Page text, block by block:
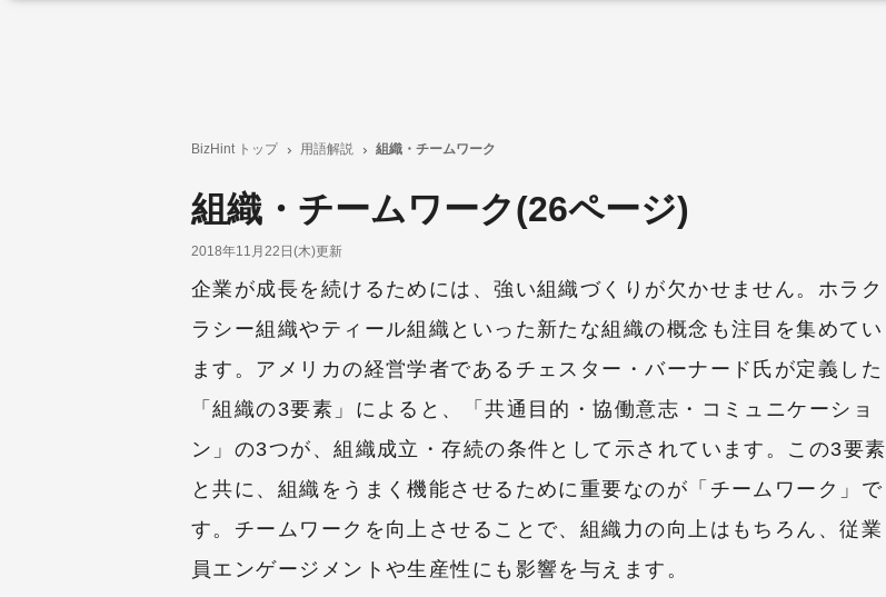
BizHint トップ 用語解説 組織・チームワーク
組織・チームワーク(26ページ)
2018年11月22日(木)更新
企業が成長を続けるためには、強い組織づくりが欠かせません。ホラク
ラシー組織やティール組織といった新たな組織の概念も注目を集めてい
ます。アメリカの経営学者であるチェスター・バーナード氏が定義した
「組織の3要素」によると、「共通目的・協働意志・コミュニケーショ
ン」の3つが、組織成立・存続の条件として示されています。この3要素
と共に、組織をうまく機能させるために重要なのが「チームワーク」で
す。チームワークを向上させることで、組織力の向上はもちろん、従業
員エンゲージメントや生産性にも影響を与えます。